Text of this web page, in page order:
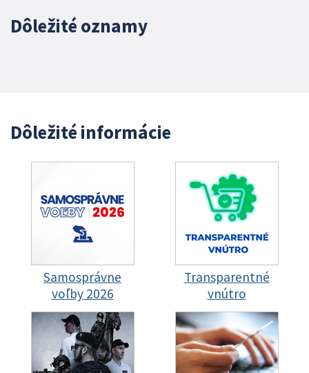
Dôležité oznamy
Dôležité informácie
Samosprávne
voľby 2026
Transparentné
vnútro